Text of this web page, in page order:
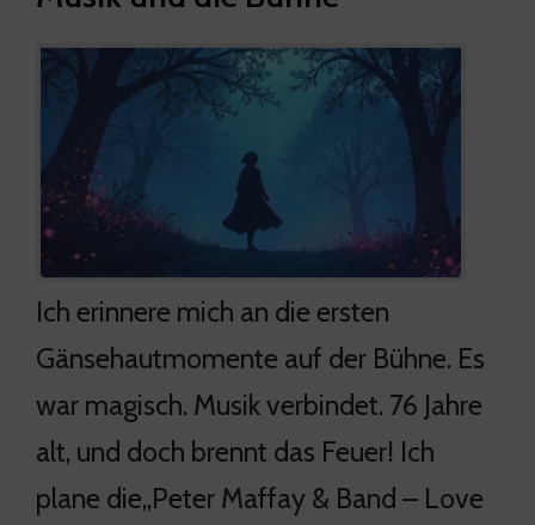
Ich erinnere mich an die ersten
Gänsehautmomente auf der Bühne. Es
war magisch. Musik verbindet. 76 Jahre
alt, und doch brennt das Feuer! Ich
plane die„Peter Maffay & Band – Love